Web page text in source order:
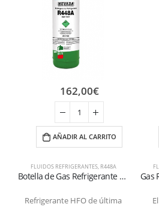
FLUIDOS REFRIGERANTES, R448A
Botella de Gas Refrigerante R448A 1,7 kg – Válvula 1/4″ SAE
Refrigerante HFO de última
162,00€
AÑADIR AL CARRITO